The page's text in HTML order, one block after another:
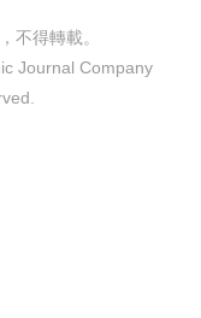
不得轉載。
Journal Company